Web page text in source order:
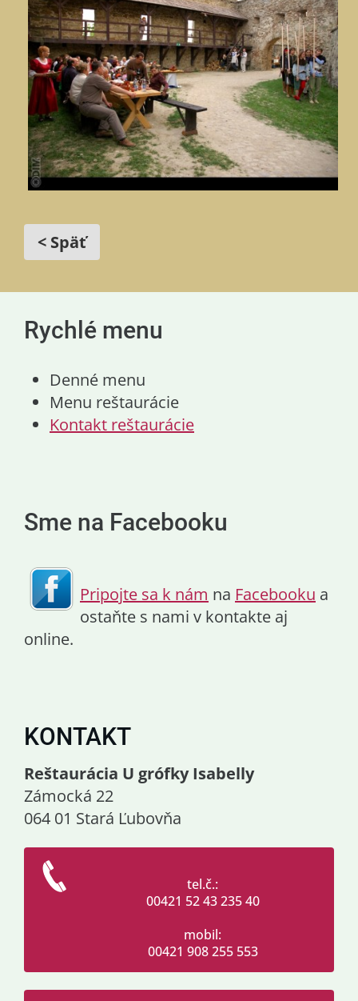
< Späť
Rychlé menu
Denné menu
Menu reštaurácie
Kontakt reštaurácie
Sme na Facebooku
Pripojte sa k nám na Facebooku a
ostaňte s nami v kontakte aj
online.
KONTAKT
Reštaurácia U grófky Isabelly
Zámocká 22
064 01 Stará Ľubovňa
tel.č.:
00421 52 43 235 40
mobil:
00421 908 255 553